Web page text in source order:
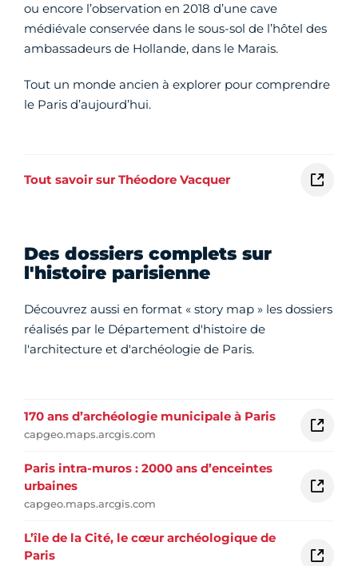
ou encore l’observation en 2018 d’une cave
médiévale conservée dans le sous-sol de l’hôtel des
ambassadeurs de Hollande, dans le Marais.
Tout un monde ancien à explorer pour comprendre
le Paris d’aujourd’hui.
Tout savoir sur Théodore Vacquer
Des dossiers complets sur
l'histoire parisienne
Découvrez aussi en format « story map » les dossiers
réalisés par le Département d'histoire de
l'architecture et d'archéologie de Paris.
170 ans d’archéologie municipale à Paris
capgeo.maps.arcgis.com
Paris intra-muros : 2000 ans d’enceintes
urbaines
capgeo.maps.arcgis.com
L’île de la Cité, le cœur archéologique de
Paris